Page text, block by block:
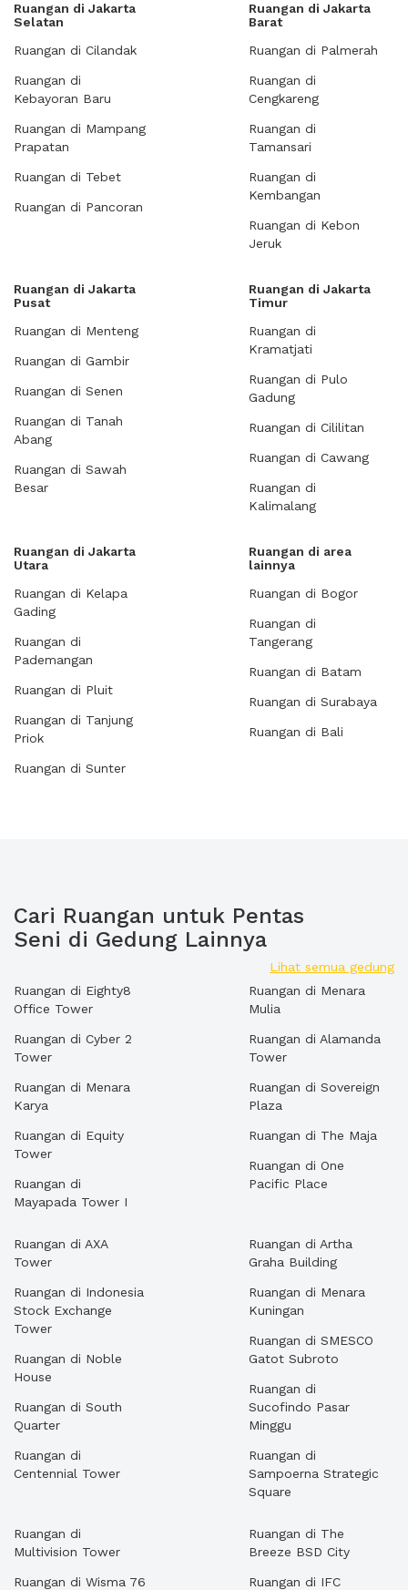
Ruangan di Jakarta
Selatan
Ruangan di Cilandak
Ruangan di
Kebayoran Baru
Ruangan di Mampang
Prapatan
Ruangan di Tebet
Ruangan di Pancoran
Ruangan di Jakarta
Barat
Ruangan di Palmerah
Ruangan di
Cengkareng
Ruangan di
Tamansari
Ruangan di
Kembangan
Ruangan di Kebon
Jeruk
Ruangan di Jakarta
Pusat
Ruangan di Menteng
Ruangan di Gambir
Ruangan di Senen
Ruangan di Tanah
Abang
Ruangan di Sawah
Besar
Ruangan di Jakarta
Timur
Ruangan di
Kramatjati
Ruangan di Pulo
Gadung
Ruangan di Cililitan
Ruangan di Cawang
Ruangan di
Kalimalang
Ruangan di Jakarta
Utara
Ruangan di Kelapa
Gading
Ruangan di
Pademangan
Ruangan di Pluit
Ruangan di Tanjung
Priok
Ruangan di Sunter
Ruangan di area
lainnya
Ruangan di Bogor
Ruangan di
Tangerang
Ruangan di Batam
Ruangan di Surabaya
Ruangan di Bali
Cari Ruangan untuk Pentas
Seni di Gedung Lainnya
Lihat semua gedung
Ruangan di Eighty8
Office Tower
Ruangan di Cyber 2
Tower
Ruangan di Menara
Karya
Ruangan di Equity
Tower
Ruangan di
Mayapada Tower I
Ruangan di Menara
Mulia
Ruangan di Alamanda
Tower
Ruangan di Sovereign
Plaza
Ruangan di The Maja
Ruangan di One
Pacific Place
Ruangan di AXA
Tower
Ruangan di Indonesia
Stock Exchange
Tower
Ruangan di Noble
House
Ruangan di South
Quarter
Ruangan di
Centennial Tower
Ruangan di Artha
Graha Building
Ruangan di Menara
Kuningan
Ruangan di SMESCO
Gatot Subroto
Ruangan di
Sucofindo Pasar
Minggu
Ruangan di
Sampoerna Strategic
Square
Ruangan di
Multivision Tower
Ruangan di Wisma 76
Ruangan di The
Breeze BSD City
Ruangan di IFC